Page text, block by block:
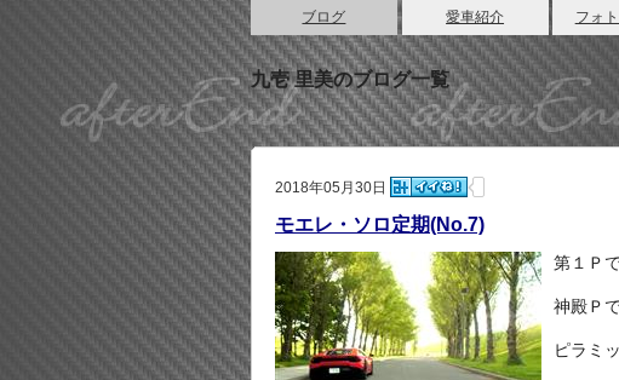
ブログ 愛車紹介 フォ
九壱 里美のブログ一覧
2018年05月30日
モエレ・ソロ定期(No.7)
第１Ｐ
神殿Ｐ
ピラミ